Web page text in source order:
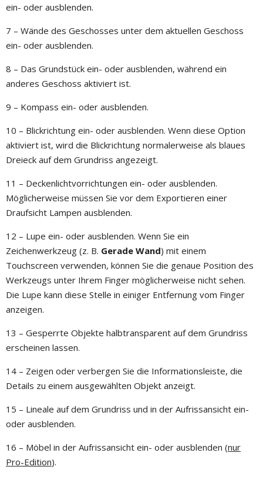
ein- oder ausblenden.
7 – Wände des Geschosses unter dem aktuellen Geschoss
ein- oder ausblenden.
8 – Das Grundstück ein- oder ausblenden, während ein
anderes Geschoss aktiviert ist.
9 – Kompass ein- oder ausblenden.
10 – Blickrichtung ein- oder ausblenden. Wenn diese Option
aktiviert ist, wird die Blickrichtung normalerweise als blaues
Dreieck auf dem Grundriss angezeigt.
11 – Deckenlichtvorrichtungen ein- oder ausblenden.
Möglicherweise müssen Sie vor dem Exportieren einer
Draufsicht Lampen ausblenden.
12 – Lupe ein- oder ausblenden. Wenn Sie ein
Zeichenwerkzeug (z. B. Gerade Wand) mit einem
Touchscreen verwenden, können Sie die genaue Position des
Werkzeugs unter Ihrem Finger möglicherweise nicht sehen.
Die Lupe kann diese Stelle in einiger Entfernung vom Finger
anzeigen.
13 – Gesperrte Objekte halbtransparent auf dem Grundriss
erscheinen lassen.
14 – Zeigen oder verbergen Sie die Informationsleiste, die
Details zu einem ausgewählten Objekt anzeigt.
15 – Lineale auf dem Grundriss und in der Aufrissansicht ein-
oder ausblenden.
16 – Möbel in der Aufrissansicht ein- oder ausblenden (nur
Pro-Edition).